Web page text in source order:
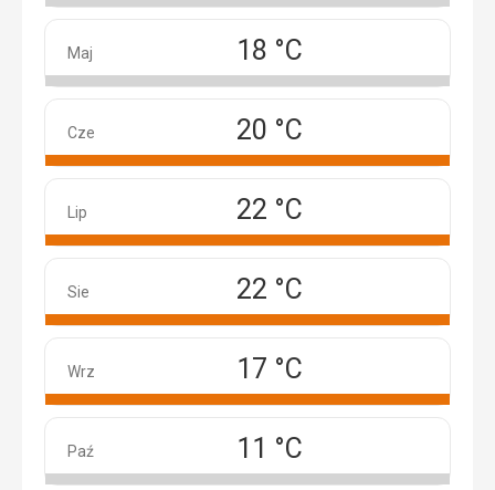
Maj
Maj 18 °C
Czerwiec
Cze 20 °C
Lipiec
Lip 22 °C
Sierpień
Sie 22 °C
Wrzesień
Wrz 17 °C
Październik
Paź 11 °C